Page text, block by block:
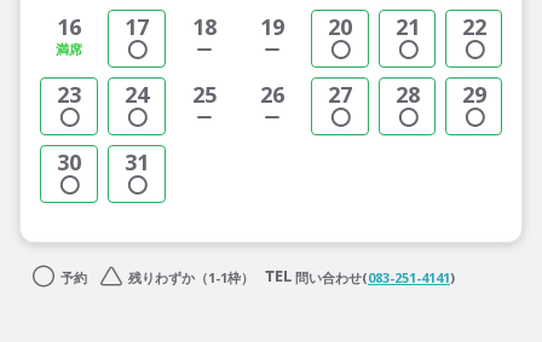
16 17 18 19 20 21 22
23 24 25 26 27 28 29
30 31
予約 残りわずか（1-1枠） 問い合わせ(083-251-4141)